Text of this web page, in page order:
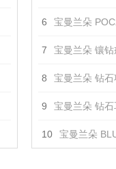
6 宝曼兰朵
7 宝曼兰朵 镶
8 宝曼兰朵 钻
9 宝曼兰朵 钻
10 宝曼兰朵